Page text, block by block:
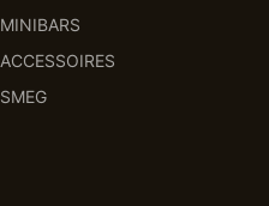
MINIBARS
ACCESSOIRES
SMEG